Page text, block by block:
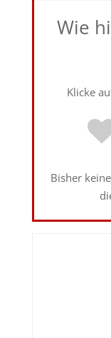
Wie
Klicke
Bisher